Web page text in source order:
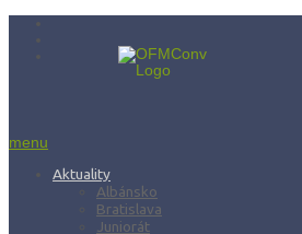
menu
Aktuality
Albánsko
Bratislava
Juniorát